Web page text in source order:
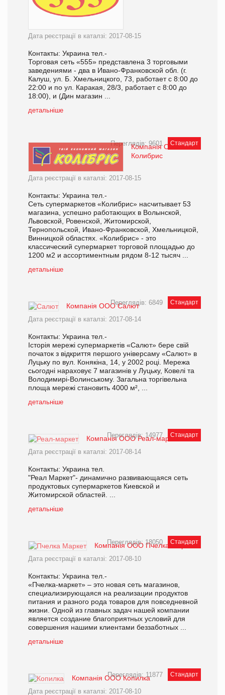
Дата реєстрації в каталзі: 2017-08-15
Контакты: Украина тел.-
Торговая сеть «555» представлена 3 торговыми
заведениями - два в Ивано-Франковской обл. (г.
Калуш, ул. Б. Хмельницкого, 73, работает с 8:00 до
22:00 и по ул. Каракая, 28/3, работает с 8:00 до
18:00), и (Дин магазин ...
детальніше
Переглядів: 9601 Стандарт
Компанія ООО
Колибрис
Дата реєстрації в каталзі: 2017-08-15
Контакты: Украина тел.-
Сеть супермаркетов «Колибрис» насчитывает 53
магазина, успешно работающих в Волынской,
Львовской, Ровенской, Житомирской,
Тернопольской, Ивано-Франковской, Хмельницкой,
Винницкой областях. «Колибрис» - это
классический супермаркет торговой площадью до
1200 м2 и ассортиментным рядом 8-12 тысяч ...
детальніше
Переглядів: 6849 Стандарт
Компанія ООО Салют
Дата реєстрації в каталзі: 2017-08-14
Контакты: Украина тел.-
Історія мережі супермаркетів «Салют» бере свій
початок з відкриття першого універсаму «Салют» в
Луцьку по вул. Конякіна, 14, у 2002 році. Мережа
сьогодні нараховує 7 магазинів у Луцьку, Ковелі та
Володимирі-Волинському. Загальна торгівельна
площа мережі становить 4000 м², ...
детальніше
Переглядів: 14977 Стандарт
Компанія ООО Реал-маркет
Дата реєстрації в каталзі: 2017-08-14
Контакты: Украина тел.
"Реал Маркет"- динамично развивающаяся сеть
продуктовых супермаркетов Киевской и
Житомирской областей. ...
детальніше
Переглядів: 18050 Стандарт
Компанія ООО Пчелка Маркет
Дата реєстрації в каталзі: 2017-08-10
Контакты: Украина тел.-
«Пчелка-маркет» – это новая сеть магазинов,
специализирующаяся на реализации продуктов
питания и разного рода товаров для повседневной
жизни. Одной из главных задач нашей компании
является создание благоприятных условий для
совершения нашими клиентами беззаботных ...
детальніше
Переглядів: 11877 Стандарт
Компанія ООО Копилка
Дата реєстрації в каталзі: 2017-08-10